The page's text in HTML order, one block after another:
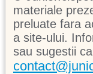
materiale
preluate fara
a site-ului.
sau sugestii